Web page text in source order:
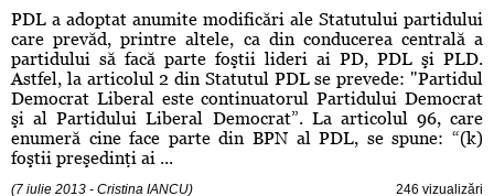
PDL a adoptat anumite modificări ale Statutului partidului
care prevăd, printre altele, ca din conducerea centrală a
partidului să facă parte foştii lideri ai PD, PDL şi PLD.
Astfel, la articolul 2 din Statutul PDL se prevede: "Partidul
Democrat Liberal este continuatorul Partidului Democrat
şi al Partidului Liberal Democrat”. La articolul 96, care
enumeră cine face parte din BPN al PDL, se spune: “(k)
foştii preşedinţi ai ...
(7 iulie 2013 - Cristina IANCU) 246 vizualizări